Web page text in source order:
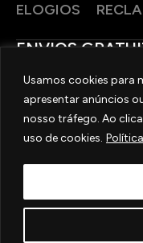
Usamos cookies para
apresentar anúncios
nosso tráfego. Ao
uso de cookies.
ELOGIOS
ENVIOS
PAGAMENTOS
2025 © OURIVESARIA
TODOS OS DIREITOS